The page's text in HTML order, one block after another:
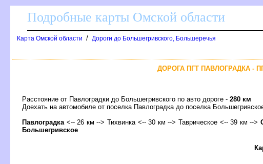
Подробные карты Омской области
Карта Омской области / Дороги до Большегривского, Большеречья
ДОРОГА ПГТ ПАВЛОГРАДКА -
Расстояние от Павлоградки до Большегривского по авто дороге - 280 км
Доехать на автомобиле от поселка Павлоградка до поселка
Павлоградка <-- 26 км --> Тихвинка <-- 30 км --> Таврическое <-- 39 км -->
Большегривское